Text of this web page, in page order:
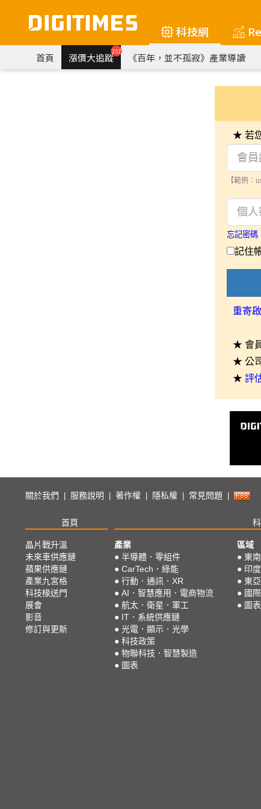
科技網
首頁 漲價大追蹤257 《百年，並不孤寂》產業導讀
★ 若
【範例：
忘記密碼
記住
重寄
★ 會
★ 公
★ 評
關於我們 服務說明 著作權 隱私權 常見問題
首頁
晶片戰升溫
未來車供應鏈
蘋果供應鏈
產業九宮格
科技椽送門
展會
影音
修訂與更新
產業
● 半導體．零組件
● CarTech．綠能
● 行動．通訊．XR
● AI．智慧應用．電商物流
● 航太．衛星．軍工
● IT．系統供應鏈
● 光電．顯示．光學
● 科技政策
● 物聯科技．智慧製造
● 圖表
區域
● 東
● 印度
● 東
● 國際
● 圖表